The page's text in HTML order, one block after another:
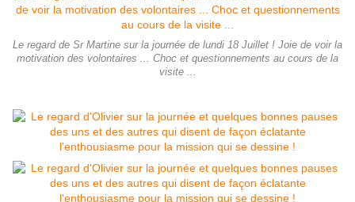
Le regard de Sr Martine sur la journée de lundi 18 Juillet ! Joie de voir la
motivation des volontaires ... Choc et questionnements au cours de la
visite ...